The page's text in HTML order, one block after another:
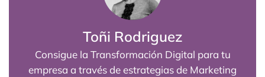
Toñi Rodriguez
Consigue la Transformación Digital para tu
empresa a través de estrategias de Marketing